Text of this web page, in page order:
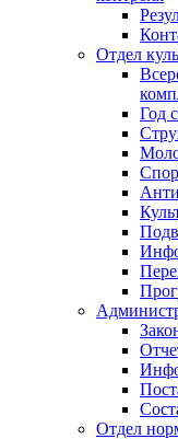
Отдел
Год
Отдел